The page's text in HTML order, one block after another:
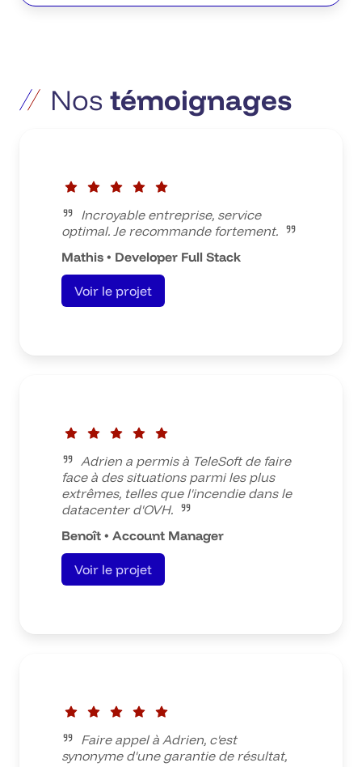
Nos témoignages
Incroyable entreprise, service
optimal. Je recommande fortement.
Mathis • Developer Full Stack
Voir le projet
Adrien a permis à TeleSoft de faire
face à des situations parmi les plus
extrêmes, telles que l'incendie dans le
datacenter d'OVH.
Benoît • Account Manager
Voir le projet
Faire appel à Adrien, c'est
synonyme d'une garantie de résultat,